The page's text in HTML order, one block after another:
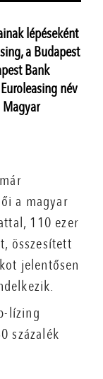
lépéseként
a Budapest
Bank
név
a magyar
110 ezer
összesített
jelentősen
lízing
százalék